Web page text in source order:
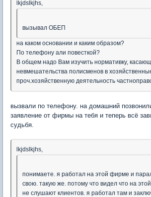
lkjdslkjhs
вызывал ОБЕП
на каком основании и каким образом?
По телефону али повесткой?
В общем надо Вам изучить нормативку,
невмешательства полисменов в
проч.хозяйственную деятельность
вызвали по телефону. на домашний
заявление от фирмы на тебя и теперь всё
судьбя.
lkjdslkjhs
понимаете. я работал на этой фирме и
свою. такую же. потому что видел что на
не слушают клиентов. я работал там и